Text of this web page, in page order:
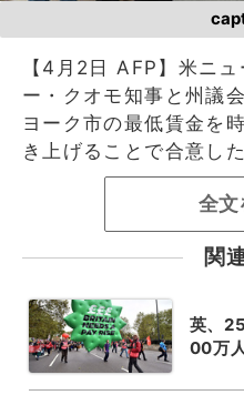
【4月2日 AFP】米ニ
ー・クオモ知事と州議
ヨーク市の最低賃金を
き上げることで合意した
全文
関
英、
00万